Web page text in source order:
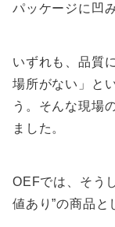
パッケージに凹
いずれも、品質
場所がない」と
う。そんな現場
ました。
OEFでは、そう
値あり”の商品と